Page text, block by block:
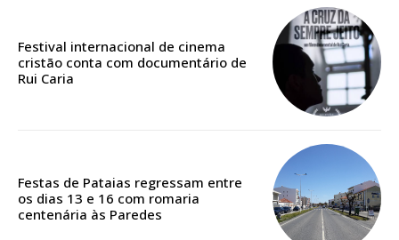
Edição em papel entregue à Quinta-feira em sua
casa
Ofertas para assinatura anual
Festival internacional de cinema
cristão conta com documentário de
Rui Caria
Festas de Pataias regressam entre
os dias 13 e 16 com romaria
centenária às Paredes